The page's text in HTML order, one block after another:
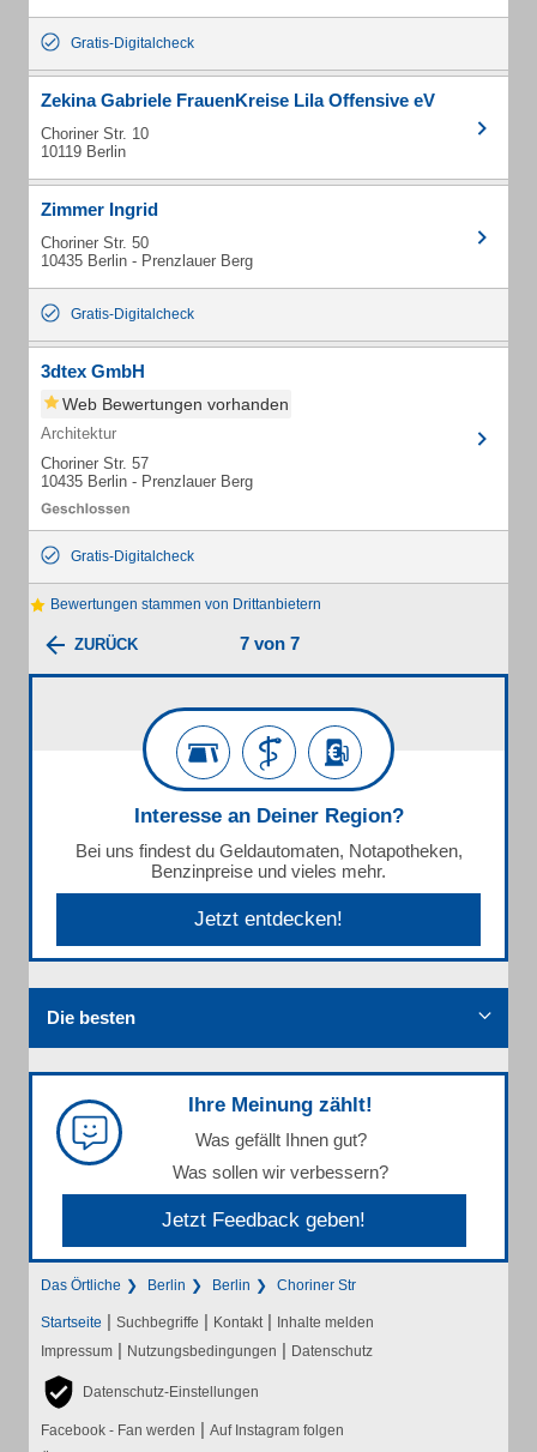
Gratis-Digitalcheck
Zekina Gabriele FrauenKreise Lila Offensive eV
Choriner Str. 10
10119 Berlin
Zimmer Ingrid
Choriner Str. 50
10435 Berlin - Prenzlauer Berg
Gratis-Digitalcheck
3dtex GmbH
Web Bewertungen vorhanden
Architektur
Choriner Str. 57
10435 Berlin - Prenzlauer Berg
Gratis-Digitalcheck
Bewertungen stammen von Drittanbietern
ZURÜCK 7 von 7
Interesse an Deiner Region?
Bei uns findest du Geldautomaten, Notapotheken,
Benzinpreise und vieles mehr.
Jetzt entdecken!
Die besten
Ihre Meinung zählt!
Was gefällt Ihnen gut?
Was sollen wir verbessern?
Jetzt Feedback geben!
Das Örtliche Berlin Berlin Choriner Str
Startseite | Suchbegriffe | Kontakt | Inhalte melden
Impressum | Nutzungsbedingungen | Datenschutz
Datenschutz-Einstellungen
Facebook - Fan werden | Auf Instagram folgen